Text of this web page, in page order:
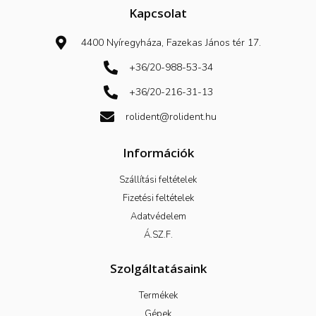
b
o
k
f
Kapcsolat
4400 Nyíregyháza, Fazekas János tér 17.
+36/20-988-53-34
+36/20-216-31-13
rolident@rolident.hu
Információk
Szállítási feltételek
Fizetési feltételek
Adatvédelem
Á.SZ.F.
Szolgáltatásaink
Termékek